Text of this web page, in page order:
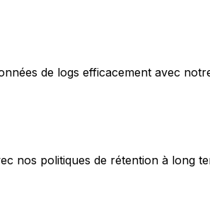
de logs efficacement avec
nos politiques de rétention à long